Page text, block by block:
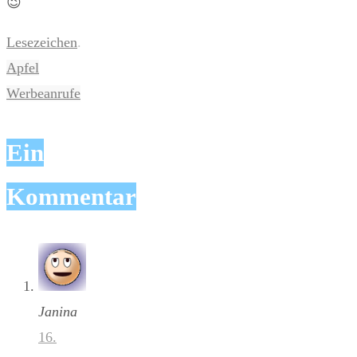
Lesezeichen.
Apfel
Werbeanrufe
Ein
Kommentar
Janina
16.